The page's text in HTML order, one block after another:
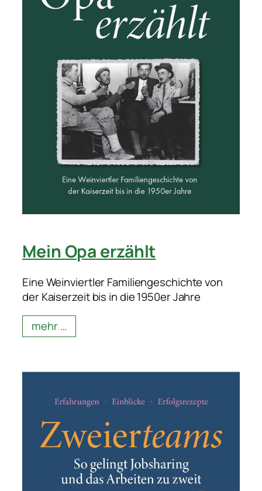
Mein Opa erzählt
Eine Weinviertler Familiengeschichte von
der Kaiserzeit bis in die 1950er Jahre
mehr …